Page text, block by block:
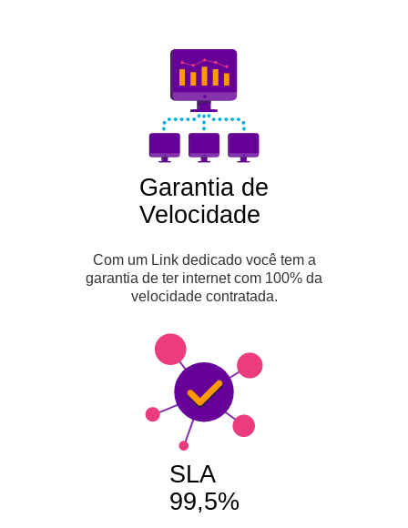
Garantia de
Velocidade
Com um Link dedicado você tem a
garantia de ter internet com 100% da
velocidade contratada.
SLA
99,5%